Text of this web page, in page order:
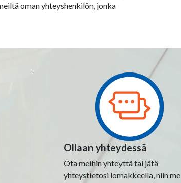
oman yhteyshenkilön, jonka
Ollaan yhteydessä
Ota meihin yhteyttä tai jätä
yhteystietosi lomakkeella, niin me